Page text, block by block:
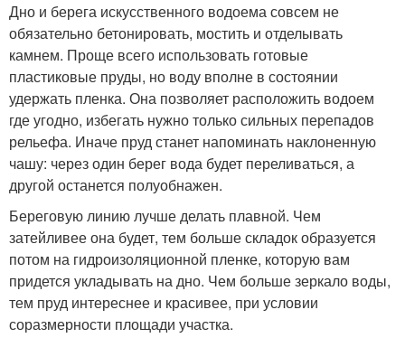
Дно и берега искусственного водоема совсем не
обязательно бетонировать, мостить и отделывать
камнем. Проще всего использовать готовые
пластиковые пруды, но воду вполне в состоянии
удержать пленка. Она позволяет расположить водоем
где угодно, избегать нужно только сильных перепадов
рельефа. Иначе пруд станет напоминать наклоненную
чашу: через один берег вода будет переливаться, а
другой останется полуобнажен.
Береговую линию лучше делать плавной. Чем
затейливее она будет, тем больше складок образуется
потом на гидроизоляционной пленке, которую вам
придется укладывать на дно. Чем больше зеркало воды,
тем пруд интереснее и красивее, при условии
соразмерности площади участка.